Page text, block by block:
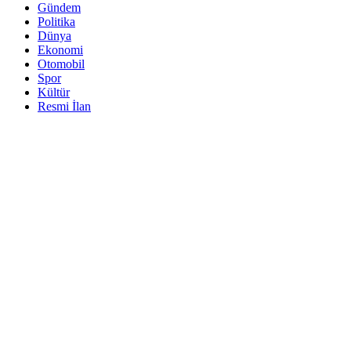
Gündem
Politika
Dünya
Ekonomi
Otomobil
Spor
Kültür
Resmi İlan